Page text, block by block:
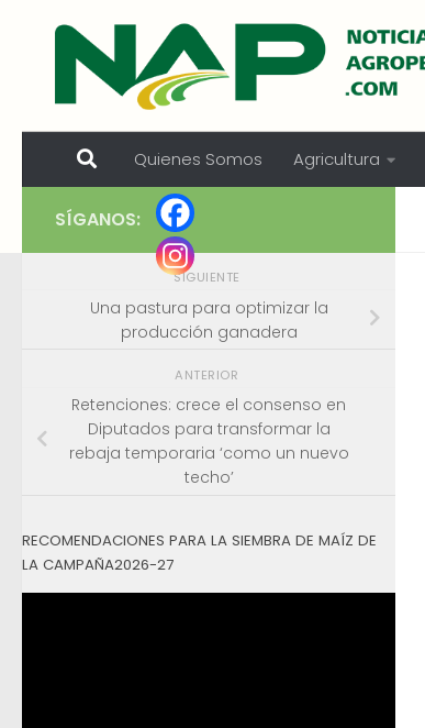
Skip to content
Quienes Somos Agricultura
SÍGANOS:
SIGUIENTE
Una pastura para optimizar la
producción ganadera
ANTERIOR
Retenciones: crece el consenso en
Diputados para transformar la
rebaja temporaria ‘como un nuevo
techo’
RECOMENDACIONES PARA LA SIEMBRA DE MAÍZ DE
LA CAMPAÑA2026-27